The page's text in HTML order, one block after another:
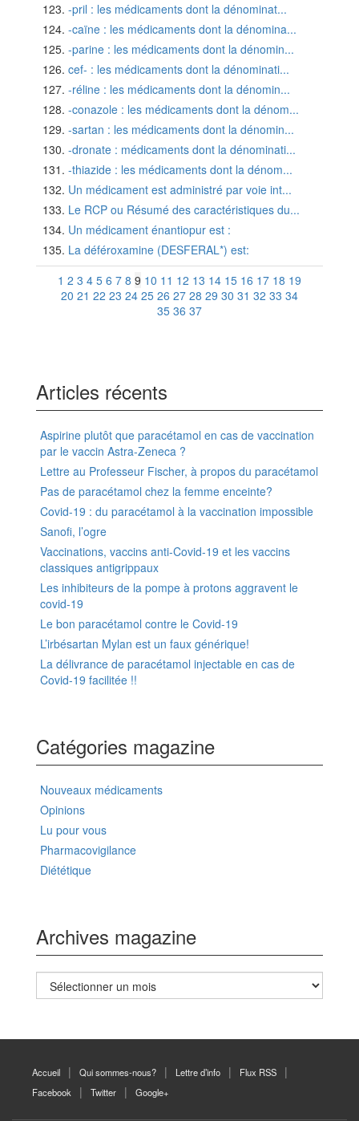
-pril : les médicaments dont la dénominat...
-caïne : les médicaments dont la dénomina...
-parine : les médicaments dont la dénomin...
cef- : les médicaments dont la dénominati...
-réline : les médicaments dont la dénomin...
-conazole : les médicaments dont la dénom...
-sartan : les médicaments dont la dénomin...
-dronate : médicaments dont la dénominati...
-thiazide : les médicaments dont la dénom...
Un médicament est administré par voie int...
Le RCP ou Résumé des caractéristiques du...
Un médicament énantiopur est :
La déféroxamine (DESFERAL*) est:
1 2 3 4 5 6 7 8 9 10 11 12 13 14 15 16 17 18 19
20 21 22 23 24 25 26 27 28 29 30 31 32 33 34
35 36 37
Articles récents
Aspirine plutôt que paracétamol en cas de vaccination
par le vaccin Astra-Zeneca ?
Lettre au Professeur Fischer, à propos du paracétamol
Pas de paracétamol chez la femme enceinte?
Covid-19 : du paracétamol à la vaccination impossible
Sanofi, l’ogre
Vaccinations, vaccins anti-Covid-19 et les vaccins
classiques antigrippaux
Les inhibiteurs de la pompe à protons aggravent le
covid-19
Le bon paracétamol contre le Covid-19
L’irbésartan Mylan est un faux générique!
La délivrance de paracétamol injectable en cas de
Covid-19 facilitée !!
Catégories magazine
Nouveaux médicaments
Opinions
Lu pour vous
Pharmacovigilance
Diététique
Archives magazine
Archives
magazine
Accueil Qui sommes-nous? Lettre d’info
Flux RSS
Facebook
Twitter Google+